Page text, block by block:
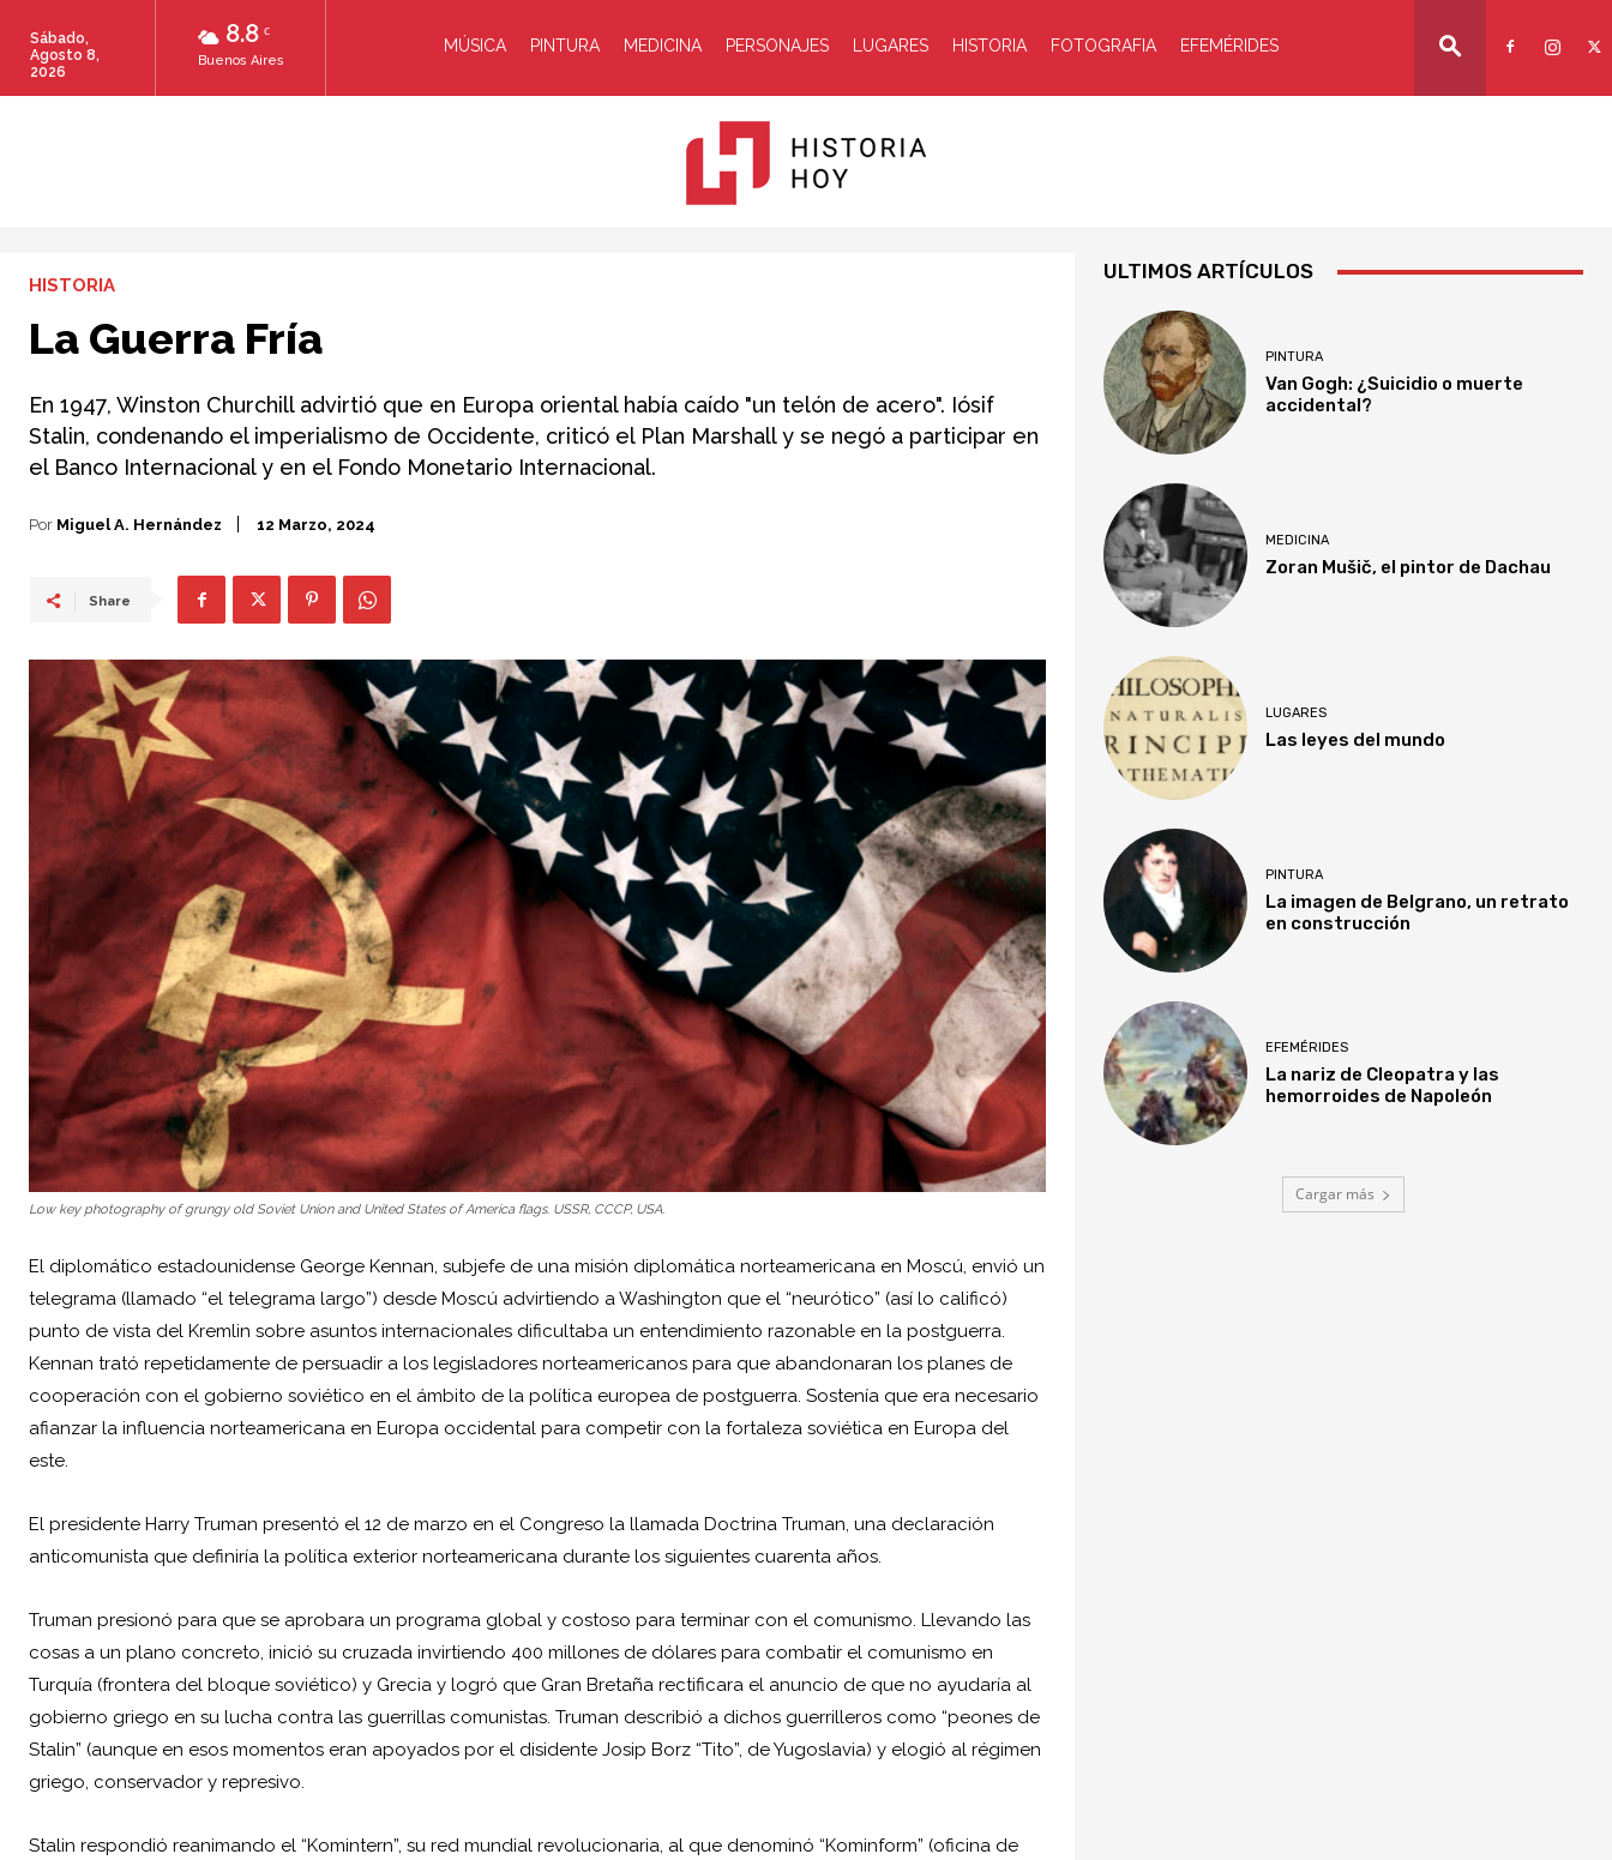
8.8 C
Buenos Aires
Sábado,
Agosto 8,
2026
MÚSICA PINTURA MEDICINA PERSONAJES LUGARES HISTORIA FOTOGRAFIA EFEMÉRIDES
HISTORIA
La Guerra Fría
En 1947, Winston Churchill advirtió que en Europa oriental había caído "un telón de acero". Iósif
Stalin, condenando el imperialismo de Occidente, criticó el Plan Marshall y se negó a participar en
el Banco Internacional y en el Fondo Monetario Internacional.
Por Miguel A. Hernández 12 Marzo, 2024
Share
Low key photography of grungy old Soviet Union and United States of America flags. USSR, CCCP, USA.
El diplomático estadounidense George Kennan, subjefe de una misión diplomática norteamericana en Moscú, envió un
telegrama (llamado “el telegrama largo”) desde Moscú advirtiendo a Washington que el “neurótico” (así lo calificó)
punto de vista del Kremlin sobre asuntos internacionales dificultaba un entendimiento razonable en la postguerra.
Kennan trató repetidamente de persuadir a los legisladores norteamericanos para que abandonaran los planes de
cooperación con el gobierno soviético en el ámbito de la política europea de postguerra. Sostenía que era necesario
afianzar la influencia norteamericana en Europa occidental para competir con la fortaleza soviética en Europa del
este.
El presidente Harry Truman presentó el 12 de marzo en el Congreso la llamada Doctrina Truman, una declaración
anticomunista que definiría la política exterior norteamericana durante los siguientes cuarenta años.
Truman presionó para que se aprobara un programa global y costoso para terminar con el comunismo. Llevando las
cosas a un plano concreto, inició su cruzada invirtiendo 400 millones de dólares para combatir el comunismo en
Turquía (frontera del bloque soviético) y Grecia y logró que Gran Bretaña rectificara el anuncio de que no ayudaría al
gobierno griego en su lucha contra las guerrillas comunistas. Truman describió a dichos guerrilleros como “peones de
Stalin” (aunque en esos momentos eran apoyados por el disidente Josip Borz “Tito”, de Yugoslavia) y elogió al régimen
griego, conservador y represivo.
Stalin respondió reanimando el “Komintern”, su red mundial revolucionaria, al que denominó “Kominform” (oficina de
ULTIMOS ARTÍCULOS
PINTURA
Van Gogh: ¿Suicidio o muerte
accidental?
MEDICINA
Zoran Mušič, el pintor de Dachau
LUGARES
Las leyes del mundo
PINTURA
La imagen de Belgrano, un retrato
en construcción
EFEMÉRIDES
La nariz de Cleopatra y las
hemorroides de Napoleón
Cargar más